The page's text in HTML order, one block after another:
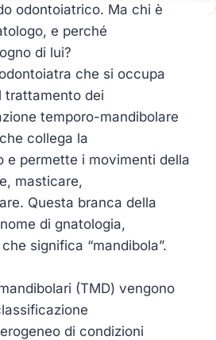
odontoiatrico. Ma chi è
e perché
di lui?
che si occupa
trattamento dei
temporo-mandibolare
collega la
e permette i movimenti della
masticare,
Questa branca della
di gnatologia,
significa “mandibola”.
(TMD) vengono
di condizioni